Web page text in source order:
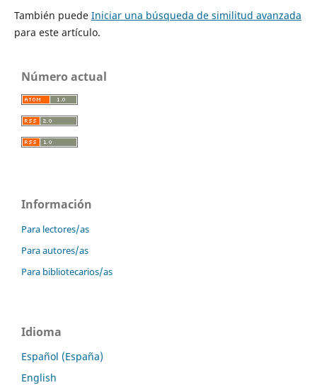
También puede Iniciar una búsqueda de similitud avanzada
para este artículo.
Número actual
Información
Para lectores/as
Para autores/as
Para bibliotecarios/as
Idioma
Español (España)
English